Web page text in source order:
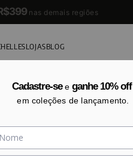
LOJASBLOG
com
Cadastre-seeganhe 10% off
em coleções de lançamento.